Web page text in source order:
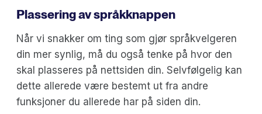
Plassering av språkknappen
Når vi snakker om ting som gjør språkvelgeren
din mer synlig, må du også tenke på hvor den
skal plasseres på nettsiden din. Selvfølgelig kan
dette allerede være bestemt ut fra andre
funksjoner du allerede har på siden din.